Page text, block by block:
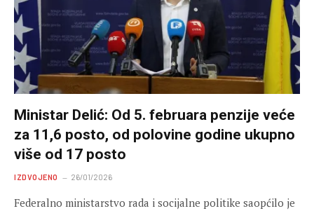
Ministar Delić: Od 5. februara penzije veće
za 11,6 posto, od polovine godine ukupno
više od 17 posto
IZDVOJENO 26/01/2026
Federalno ministarstvo rada i socijalne politike saopćilo je